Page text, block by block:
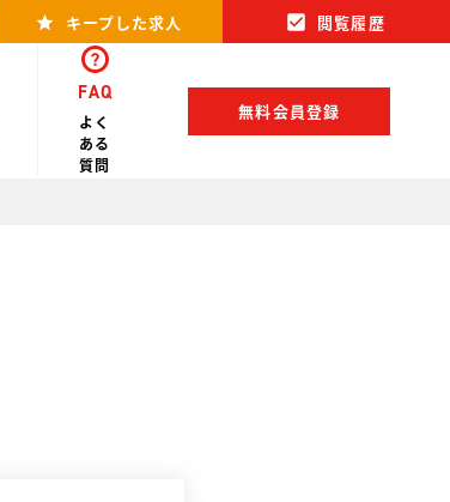
キープした求人 閲覧履歴
FAQ
よく
ある
質問
無料会員登録